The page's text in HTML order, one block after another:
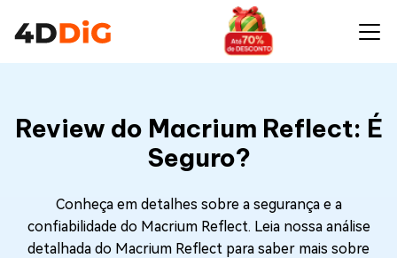
Review do Macrium Reflect: É
Seguro?
Conheça em detalhes sobre a segurança e a
confiabilidade do Macrium Reflect. Leia nossa análise
detalhada do Macrium Reflect para saber mais sobre